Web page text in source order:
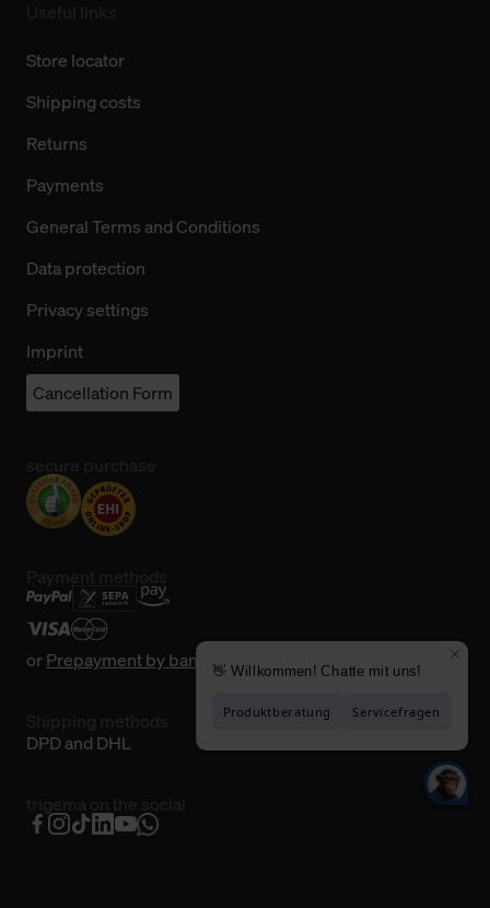
Store locator
Shipping costs
Returns
Payments
General Terms and Conditions
Data protection
Privacy settings
Imprint
Cancellation Form
orPrepayment by bank transfer
DPD and DHL